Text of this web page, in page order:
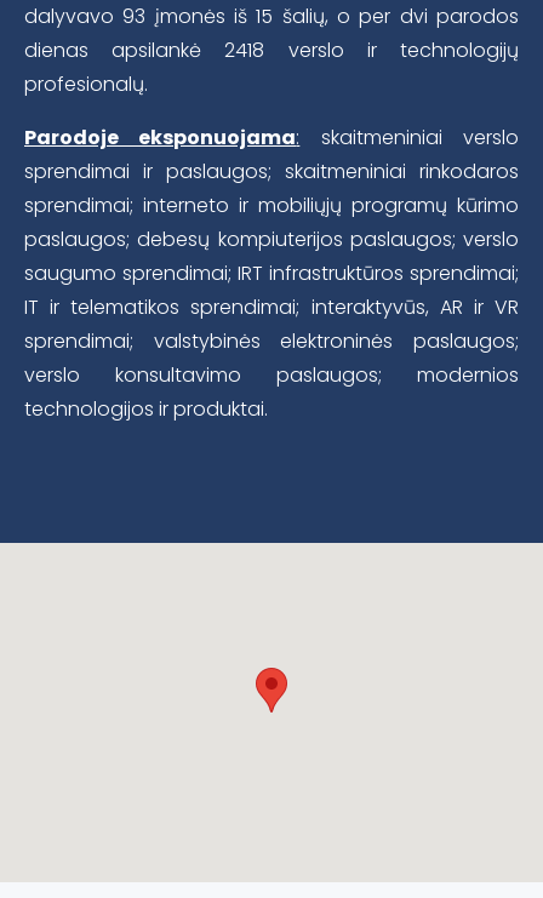
dalyvavo 93 įmonės iš 15 šalių, o per dvi parodos
dienas apsilankė 2418 verslo ir technologijų
profesionalų.
Parodoje eksponuojama: skaitmeniniai verslo
sprendimai ir paslaugos; skaitmeniniai rinkodaros
sprendimai; interneto ir mobiliųjų programų kūrimo
paslaugos; debesų kompiuterijos paslaugos; verslo
saugumo sprendimai; IRT infrastruktūros sprendimai;
IT ir telematikos sprendimai; interaktyvūs, AR ir VR
sprendimai; valstybinės elektroninės paslaugos;
verslo konsultavimo paslaugos; modernios
technologijos ir produktai.